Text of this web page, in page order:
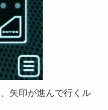
矢印が進んで行くル